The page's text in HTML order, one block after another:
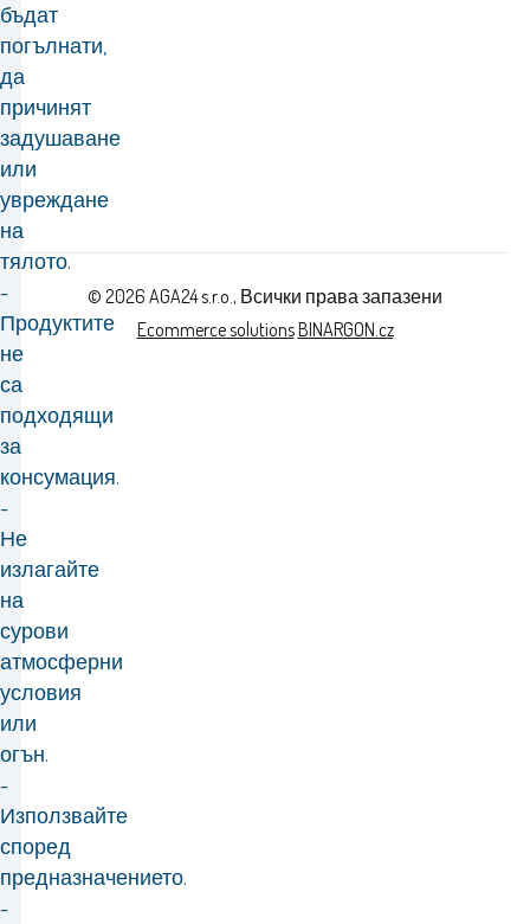
бъдат
погълнати,
да
причинят
задушаване
или
увреждане
на
тялото.
-
Продуктите
не
са
подходящи
за
консумация.
-
Не
излагайте
на
сурови
атмосферни
условия
или
огън.
-
Използвайте
според
предназначението.
-
© 2026 AGA24 s.r.o., Всички права запазени
Ecommerce solutionsBINARGON.cz